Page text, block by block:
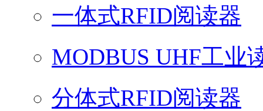
一体式RFID阅读器
MODBUS UHF工业
分体式RFID阅读器